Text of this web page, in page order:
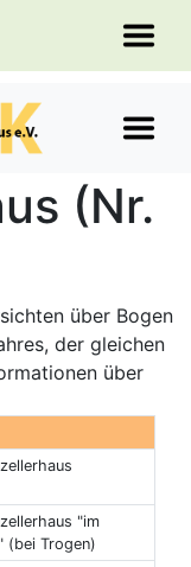
(Nr.
über Bogen
der gleichen
über
"im
(bei Trogen)